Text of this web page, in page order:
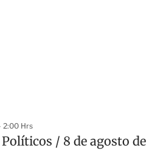
2:00 Hrs
/ 8 de agosto de